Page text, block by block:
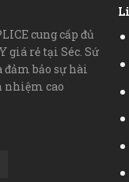
cung cấp đủ
giá rẻ tại Séc. Sứ
đảm bảo sự hài
nhiệm cao